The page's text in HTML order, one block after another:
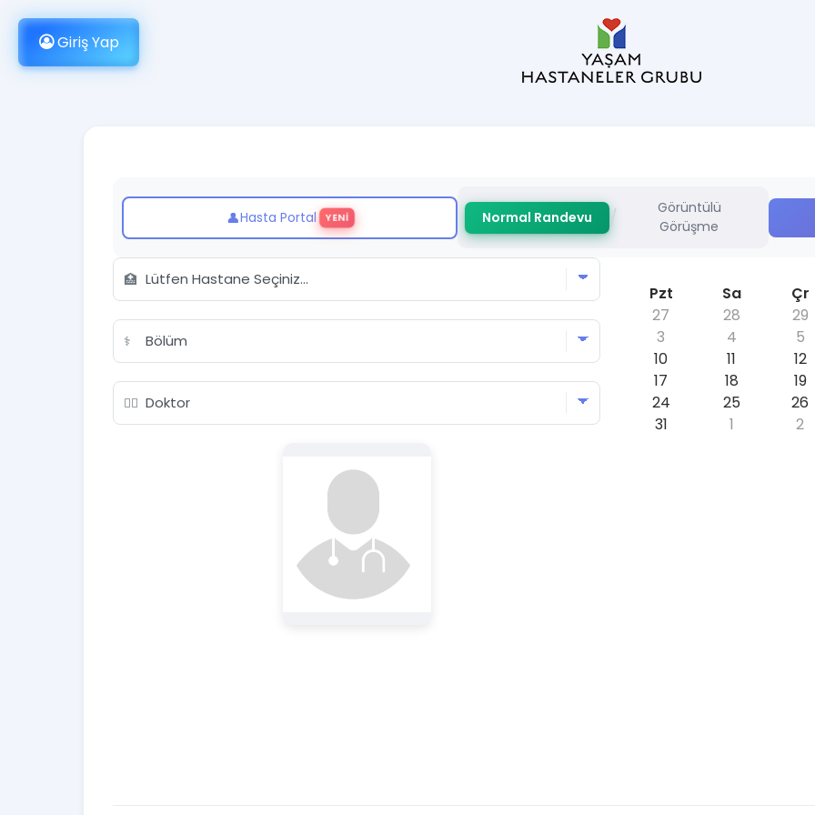
Giriş Yap
Hasta Portal YENİ Normal Randevu
Görüntülü
Görüşme
Pzt
Sa Çr
27
28 29
3
4 5
10
11 12
17
18 19
24
25 26
31
1 2